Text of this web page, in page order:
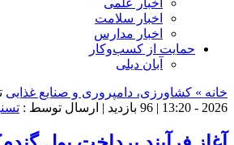
اخبار سلامت
اخبار مدارس
حمایت از کسب‌وکار
آبان دیلی
خانه » کشاورزی، دامپروری و صنایع غذایی
2026 - 13:20 |
96 بازدید | ارسال توسط :